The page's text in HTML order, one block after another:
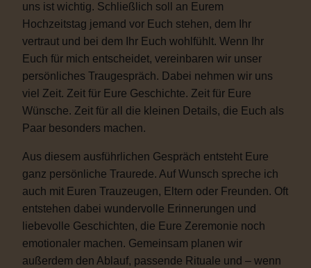
uns ist wichtig. Schließlich soll an Eurem
Hochzeitstag jemand vor Euch stehen, dem Ihr
vertraut und bei dem Ihr Euch wohlfühlt. Wenn Ihr
Euch für mich entscheidet, vereinbaren wir unser
persönliches Traugespräch. Dabei nehmen wir uns
viel Zeit. Zeit für Eure Geschichte. Zeit für Eure
Wünsche. Zeit für all die kleinen Details, die Euch als
Paar besonders machen.
Aus diesem ausführlichen Gespräch entsteht Eure
ganz persönliche Traurede. Auf Wunsch spreche ich
auch mit Euren Trauzeugen, Eltern oder Freunden. Oft
entstehen dabei wundervolle Erinnerungen und
liebevolle Geschichten, die Eure Zeremonie noch
emotionaler machen. Gemeinsam planen wir
außerdem den Ablauf, passende Rituale und – wenn